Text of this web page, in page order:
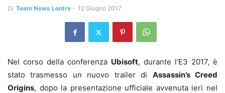
Di Team News Lontre - 12 Giugno 2017
Nel corso della conferenza Ubisoft, durante l’E3 2017, è
stato trasmesso un nuovo trailer di Assassin’s Creed
Origins, dopo la presentazione ufficiale avvenuta ieri nel